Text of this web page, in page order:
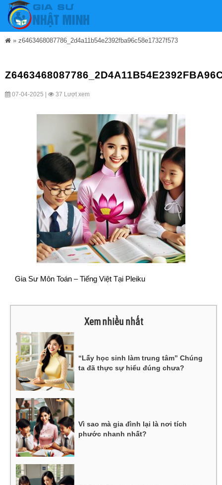
» z6463468087786_2d4a11b54e2392fba96c58e17327f573
07-04-2025 | 37 Lượt xem
Gia Sư Môn Toán – Tiếng Việt Tại Pleiku
Xem nhiều nhất
“Lấy học sinh làm trung tâm” Chúng
ta đã thực sự hiểu đúng chưa?
Vì sao mà gia đình lại là nơi tích
phước nhanh nhất?